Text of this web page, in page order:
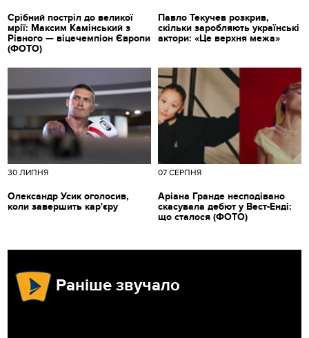
Срібний постріл до великої
мрії: Максим Камінський з
Рівного — віцечемпіон Європи
(ФОТО)
Павло Текучев розкрив,
скільки заробляють українські
актори: «Це верхня межа»
30 ЛИПНЯ
Олександр Усик оголосив,
коли завершить кар'єру
07 СЕРПНЯ
Аріана Гранде несподівано
скасувала дебют у Вест-Енді:
що сталося (ФОТО)
Раніше звучало